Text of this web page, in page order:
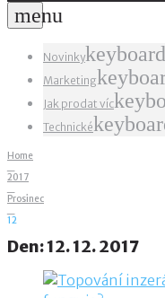
menu
Novinky
Marketing
Jak prodat víc
Technické
Home
2017
Prosinec
12
Den:12. 12. 2017